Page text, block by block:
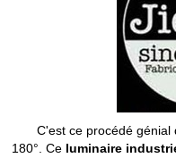
C'est ce procédé génial
180°. Ce luminaire